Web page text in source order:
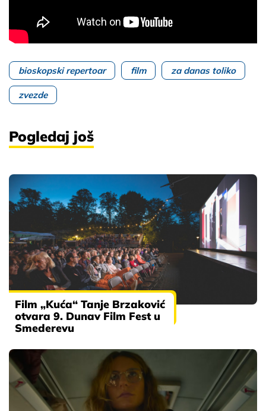
bioskopski repertoar film za danas toliko
zvezde
Pogledaj još
Film „Kuća“ Tanje Brzaković
otvara 9. Dunav Film Fest u
Smederevu